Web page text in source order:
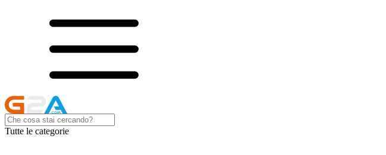
Tutte le categorie